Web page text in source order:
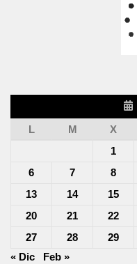
L
M X
1
6
7 8
13
14 15
20
21 22
27
28 29
« Dic
Feb »